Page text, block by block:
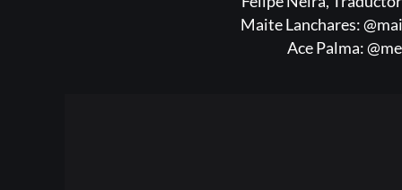
Maite Lanchares:
Ace Palma: